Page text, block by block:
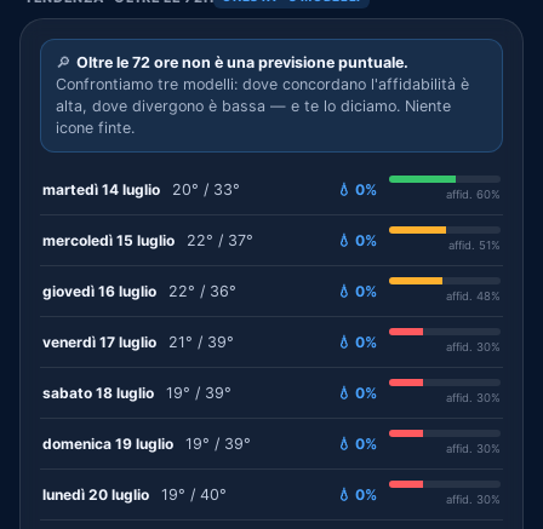
🔎 Oltre le 72 ore non è una previsione puntuale.
Confrontiamo tre modelli: dove concordano l'affidabilità è
alta, dove divergono è bassa — e te lo diciamo. Niente
icone finte.
martedì 14 luglio 20° / 33° 💧 0% affid. 60%
mercoledì 15 luglio 22° / 37° 💧 0% affid. 51%
giovedì 16 luglio 22° / 36° 💧 0% affid. 48%
venerdì 17 luglio 21° / 39° 💧 0% affid. 30%
sabato 18 luglio 19° / 39° 💧 0% affid. 30%
domenica 19 luglio 19° / 39° 💧 0% affid. 30%
lunedì 20 luglio 19° / 40° 💧 0% affid. 30%